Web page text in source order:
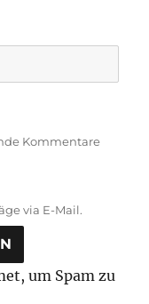
Kommentare
via E-Mail.
um Spam zu